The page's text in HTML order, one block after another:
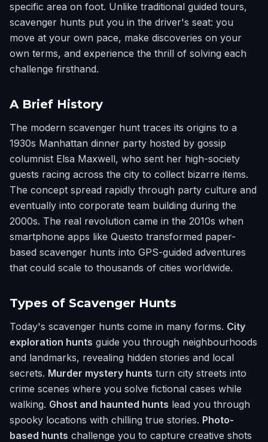
specific area on foot. Unlike traditional guided tours,
scavenger hunts put you in the driver's seat: you
move at your own pace, make discoveries on your
own terms, and experience the thrill of solving each
challenge firsthand.
A Brief History
The modern scavenger hunt traces its origins to a
1930s Manhattan dinner party hosted by gossip
columnist Elsa Maxwell, who sent her high-society
guests racing across the city to collect bizarre items.
The concept spread rapidly through party culture and
eventually into corporate team building during the
2000s. The real revolution came in the 2010s when
smartphone apps like Questo transformed paper-
based scavenger hunts into GPS-guided adventures
that could scale to thousands of cities worldwide.
Types of Scavenger Hunts
Today's scavenger hunts come in many forms. City
exploration hunts guide you through neighbourhoods
and landmarks, revealing hidden stories and local
secrets. Murder mystery hunts turn city streets into
crime scenes where you solve fictional cases while
walking. Ghost and haunted hunts lead you through
spooky locations with chilling true stories. Photo-
based hunts challenge you to capture creative shots